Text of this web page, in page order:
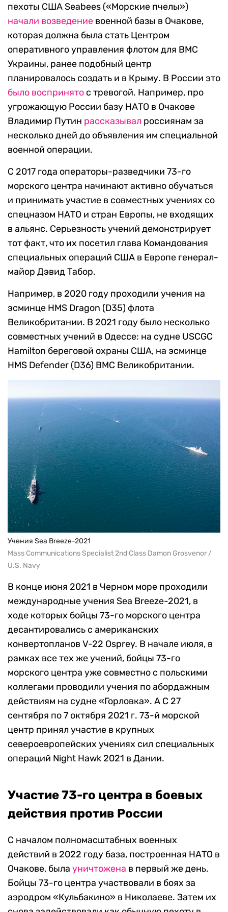
пехоты США Seabees («Морские пчелы»)
начали возведение военной базы в Очакове,
которая должна была стать Центром
оперативного управления флотом для ВМС
Украины, ранее подобный центр
планировалось создать и в Крыму. В России это
было воспринято с тревогой. Например, про
угрожающую России базу НАТО в Очакове
Владимир Путин рассказывал россиянам за
несколько дней до объявления им специальной
военной операции.
С 2017 года операторы-разведчики 73-го
морского центра начинают активно обучаться
и принимать участие в совместных учениях со
спецназом НАТО и стран Европы, не входящих
в альянс. Серьезность учений демонстрирует
тот факт, что их посетил глава Командования
специальных операций США в Европе генерал-
майор Дэвид Табор.
Например, в 2020 году проходили учения на
эсминце HMS Dragon (D35) флота
Великобритании. В 2021 году было несколько
совместных учений в Одессе: на судне USCGC
Hamilton береговой охраны США, на эсминце
HMS Defender (D36) ВМС Великобритании.
Учения Sea Breeze-2021
Mass Communications Specialist 2nd Class Damon Grosvenor /
U.S. Navy
В конце июня 2021 в Черном море проходили
международные учения Sea Breeze-2021, в
ходе которых бойцы 73-го морского центра
десантировались с американских
конвертопланов V-22 Osprey. В начале июля, в
рамках все тех же учений, бойцы 73-го
морского центра уже совместно с польскими
коллегами проводили учения по абордажным
действиям на судне «Горловка». А С 27
сентября по 7 октября 2021 г. 73-й морской
центр принял участие в крупных
североевропейских учениях сил специальных
операций Night Hawk 2021 в Дании.
Участие 73-го центра в боевых
действия против России
С началом полномасштабных военных
действий в 2022 году база, построенная НАТО в
Очакове, была уничтожена в первый же день.
Бойцы 73-го центра участвовали в боях за
аэродром «Кульбакино» в Николаеве. Затем их